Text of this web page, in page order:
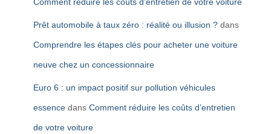
Comment réduire les coûts d’entretien de votre voiture
Prêt automobile à taux zéro : réalité ou illusion ? dans
Comprendre les étapes clés pour acheter une voiture
neuve chez un concessionnaire
Euro 6 : un impact positif sur pollution véhicules
essence dans Comment réduire les coûts d’entretien
de votre voiture